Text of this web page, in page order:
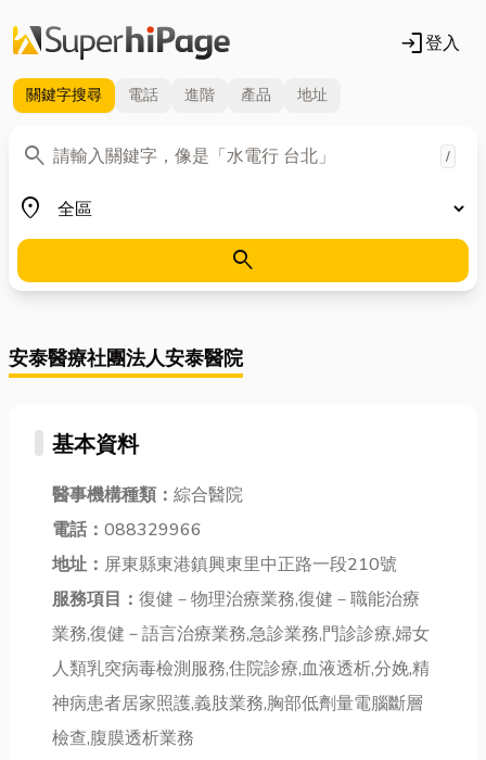
login登入
關鍵字搜尋 電話 進階 產品 地址
search
關鍵字 /
place
地區
search
安泰醫療社團法人安泰醫院
基本資料
醫事機構種類： 綜合醫院
電話： 088329966
地址： 屏東縣東港鎮興東里中正路一段210號
服務項目： 復健－物理治療業務,復健－職能治療
業務,復健－語言治療業務,急診業務,門診診療,婦女
人類乳突病毒檢測服務,住院診療,血液透析,分娩,精
神病患者居家照護,義肢業務,胸部低劑量電腦斷層
檢查,腹膜透析業務